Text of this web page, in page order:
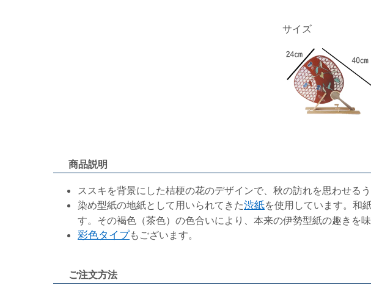
サイズ
商品説明
ススキを背景にした桔梗の花のデザインで、秋の訪れを思わせるう
染め型紙の地紙として用いられてきた渋紙を使用しています。和
す。その褐色（茶色）の色合いにより、本来の伊勢型紙の趣きを
彩色タイプもございます。
ご注文方法